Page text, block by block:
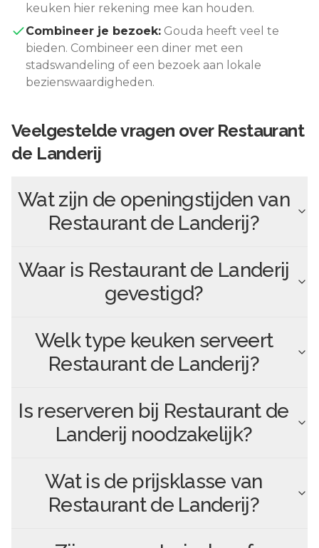
keuken hier rekening mee kan houden.
Combineer je bezoek: Gouda heeft veel te
bieden. Combineer een diner met een
stadswandeling of een bezoek aan lokale
bezienswaardigheden.
Veelgestelde vragen over Restaurant
de Landerij
Wat zijn de openingstijden van
Restaurant de Landerij?
Waar is Restaurant de Landerij
gevestigd?
Welk type keuken serveert
Restaurant de Landerij?
Is reserveren bij Restaurant de
Landerij noodzakelijk?
Wat is de prijsklasse van
Restaurant de Landerij?